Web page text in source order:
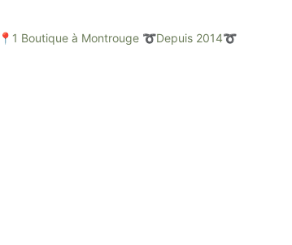
📍1 Boutique à Montrouge ➰Depuis 2014➰